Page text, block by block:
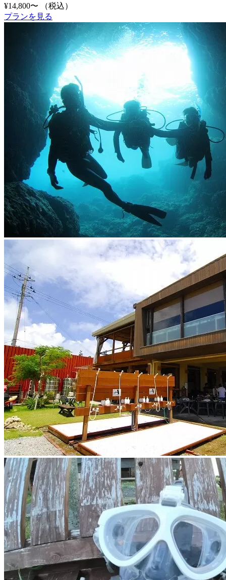
¥14,800〜
（税込）
プランを見る